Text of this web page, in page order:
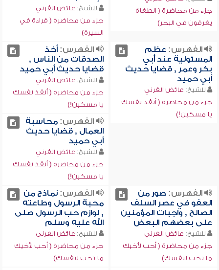
جزء من محاضرة ( الطغاة
يغرقون في البحر)
للشيخ: عائض القرني
جزء من محاضرة ( قراءة في
السيرة)
الفهرس: عظم
المسئولية عند أبي
بكر وعمر , قضايا حديث
أبي حميد
للشيخ: عائض القرني
جزء من محاضرة ( أنقذ نفسك
يا مسكين!)
الفهرس:أخذ
الصدقات من الناس ,
قضايا حديث أبي حميد
للشيخ: عائض القرني
جزء من محاضرة ( أنقذ نفسك
يا مسكين!)
الفهرس:محاسبة
العمال , قضايا حديث
أبي حميد
للشيخ: عائض القرني
جزء من محاضرة ( أنقذ نفسك
يا مسكين!)
الفهرس: صور من
العفو في عصر السلف
الصالح , واجبات المؤمنين
على بعضهم البعض
للشيخ: عائض القرني
جزء من محاضرة ( أحب لأخيك
ما تحب لنفسك)
الفهرس:نماذج من
محبة الرسول وطاعته
, لوازم حب الرسول صلى
الله عليه وسلم
للشيخ: عائض القرني
جزء من محاضرة ( أحب لأخيك
ما تحب لنفسك)